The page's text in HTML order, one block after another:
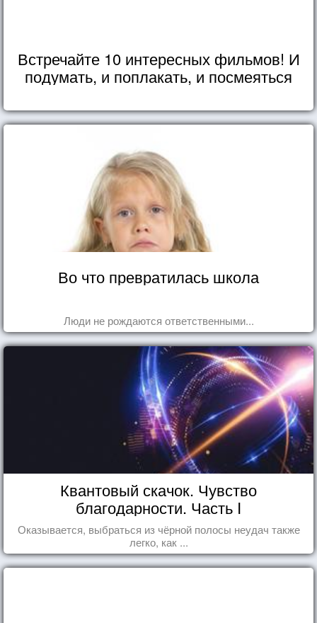
Встречайте 10 интересных фильмов! И
подумать, и поплакать, и посмеяться
Во что превратилась школа
Люди не рождаются ответственными...
Квантовый скачок. Чувство
благодарности. Часть I
Оказывается, выбраться из чёрной полосы неудач также
легко, как ...